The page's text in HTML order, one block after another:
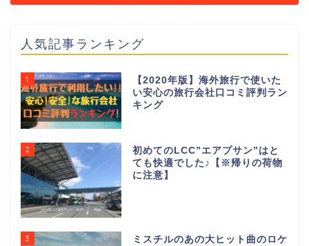
人気記事ランキング
1
【2020年版】海外旅行で使いた
い安心の旅行会社口コミ評判ラン
キング
2
初めてのLCC”エアプサン”はと
ても快適でした♪【※帰りの荷物
に注意】
3
ミスチルのあの大ヒット曲のロケ